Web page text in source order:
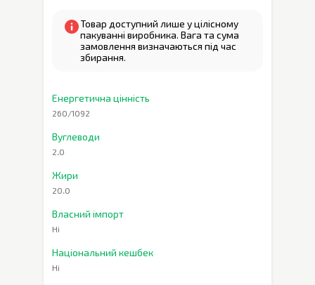
Товар доступний лише у цілісному
пакуванні виробника. Вага та сума
замовлення визначаються під час
збирання.
Енергетична цінність
260/1092
Вуглеводи
2.0
Жири
20.0
Власний імпорт
Ні
Національний кешбек
Ні